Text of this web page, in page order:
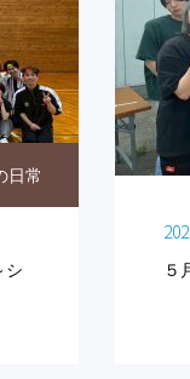
日常
シ
５